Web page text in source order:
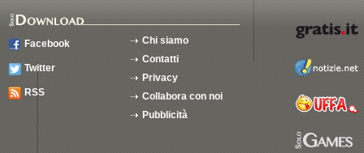
Facebook
Twitter
RSS
Chi siamo
Contatti
Privacy
Collabora con noi
Pubblicità